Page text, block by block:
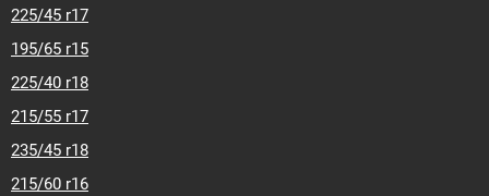
225/45 r17
195/65 r15
225/40 r18
215/55 r17
235/45 r18
215/60 r16